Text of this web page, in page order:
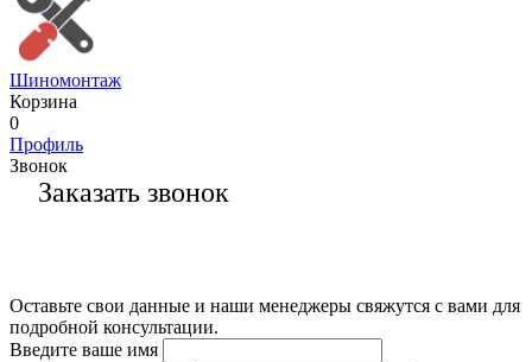
Шиномонтаж
Корзина
0
Профиль
Звонок
Заказать звонок
Оставьте свои данные и наши менеджеры свяжутся с вами для
подробной консультации.
Введите ваше имя